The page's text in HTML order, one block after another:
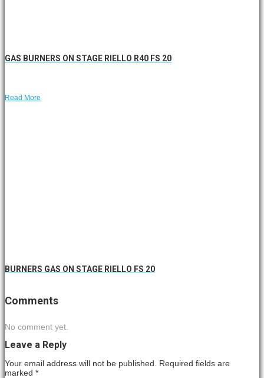
GAS BURNERS ON STAGE RIELLO R40 FS 20
Read More
BURNERS GAS ON STAGE RIELLO FS 20
Comments
No comment yet.
Leave a Reply
Your email address will not be published. Required fields are
marked *